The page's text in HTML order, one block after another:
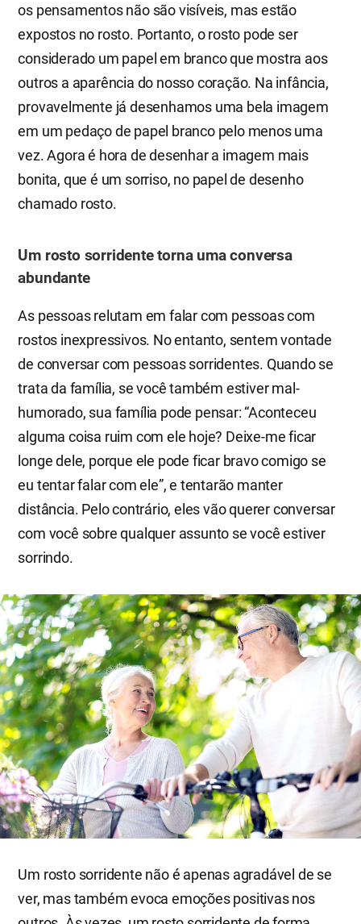
os pensamentos não são visíveis, mas estão
expostos no rosto. Portanto, o rosto pode ser
considerado um papel em branco que mostra aos
outros a aparência do nosso coração. Na infância,
provavelmente já desenhamos uma bela imagem
em um pedaço de papel branco pelo menos uma
vez. Agora é hora de desenhar a imagem mais
bonita, que é um sorriso, no papel de desenho
chamado rosto.
Um rosto sorridente torna uma conversa
abundante
As pessoas relutam em falar com pessoas com
rostos inexpressivos. No entanto, sentem vontade
de conversar com pessoas sorridentes. Quando se
trata da família, se você também estiver mal-
humorado, sua família pode pensar: “Aconteceu
alguma coisa ruim com ele hoje? Deixe-me ficar
longe dele, porque ele pode ficar bravo comigo se
eu tentar falar com ele”, e tentarão manter
distância. Pelo contrário, eles vão querer conversar
com você sobre qualquer assunto se você estiver
sorrindo.
Um rosto sorridente não é apenas agradável de se
ver, mas também evoca emoções positivas nos